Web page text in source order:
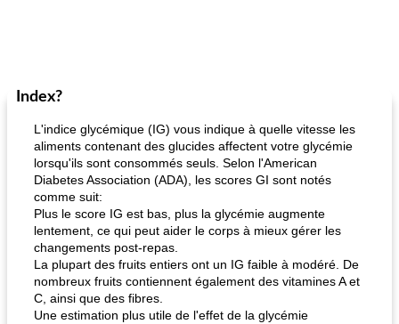
Index?
L'indice glycémique (IG) vous indique à quelle vitesse les
aliments contenant des glucides affectent votre glycémie
lorsqu'ils sont consommés seuls. Selon l'American
Diabetes Association (ADA), les scores GI sont notés
comme suit:
Plus le score IG est bas, plus la glycémie augmente
lentement, ce qui peut aider le corps à mieux gérer les
changements post-repas.
La plupart des fruits entiers ont un IG faible à modéré. De
nombreux fruits contiennent également des vitamines A et
C, ainsi que des fibres.
Une estimation plus utile de l'effet de la glycémie